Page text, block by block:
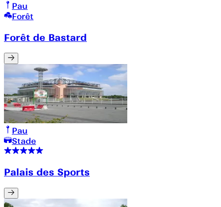
Pau
Forêt
Forêt de Bastard
Pau
Stade
Palais des Sports